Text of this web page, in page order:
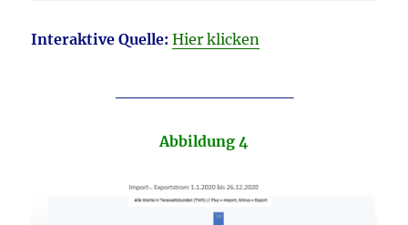
Interaktive Quelle: Hier klicken
Abbildung 4